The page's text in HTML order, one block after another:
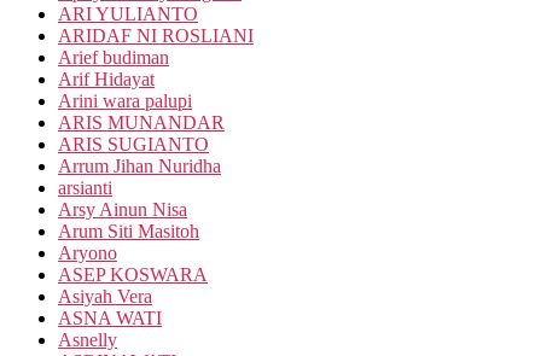
ARI YULIANTO
ARIDAF NI ROSLIANI
Arief budiman
Arif Hidayat
Arini wara palupi
ARIS MUNANDAR
ARIS SUGIANTO
Arrum Jihan Nuridha
arsianti
Arsy Ainun Nisa
Arum Siti Masitoh
Aryono
ASEP KOSWARA
Asiyah Vera
ASNA WATI
Asnelly